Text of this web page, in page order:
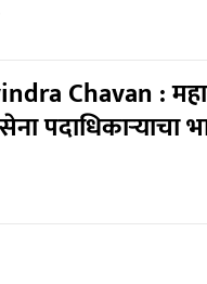
Chavan :
पदाधिकाऱ्याचा